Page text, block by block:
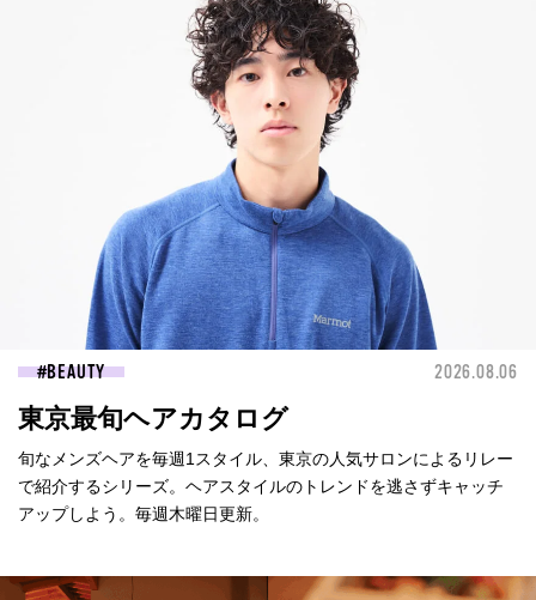
BEAUTY 2026.08.06
東京最旬ヘアカタログ
旬なメンズヘアを毎週1スタイル、東京の人気サロンによるリレー
で紹介するシリーズ。ヘアスタイルのトレンドを逃さずキャッチ
アップしよう。毎週木曜日更新。